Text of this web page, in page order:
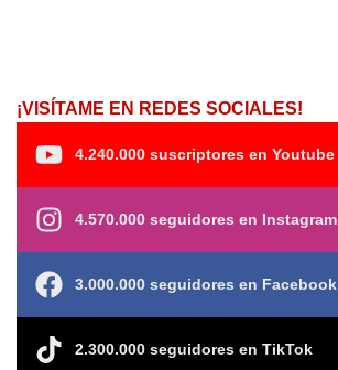
¡VISÍTAME EN REDES SOCIALES!
4.240.000 suscriptores en Youtube
4.570.000 seguidores en Instagram
3.000.000 seguidores en Facebook
2.300.000 seguidores en TikTok